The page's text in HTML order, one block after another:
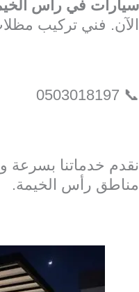
سيارات في رأس
الآن. فني تركيب
📞 0503018197
نقدم خدماتنا بسرعة
مناطق رأس الخيمة.